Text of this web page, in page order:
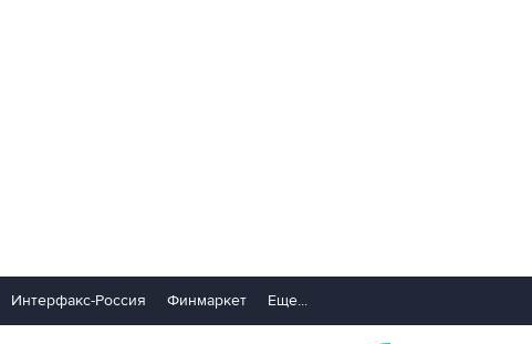
Интерфакс-Россия Финмаркет Еще...